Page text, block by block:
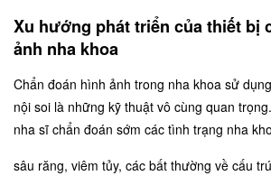
Xu hướng phát triển của thiết bị
ảnh nha khoa
Chẩn đoán hình ảnh trong nha khoa sử
nội soi là những kỹ thuật vô cùng quan
nha sĩ chẩn đoán sớm các tình trạng nha
sâu răng, viêm tủy, các bất thường về cấu